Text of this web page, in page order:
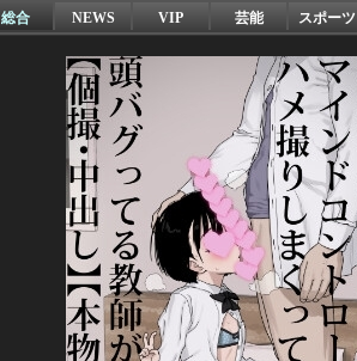
総合 NEWS VIP 芸能 スポーツ